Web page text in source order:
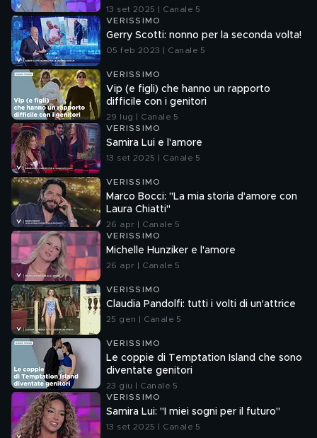
13 set 2025 | Canale 5
VERISSIMO
Gerry Scotti: nonno per la seconda volta!
05 feb 2023 | Canale 5
VERISSIMO
Vip (e figli) che hanno un rapporto
difficile con i genitori
29 lug | Canale 5
VERISSIMO
Samira Lui e l'amore
13 set 2025 | Canale 5
VERISSIMO
Marco Bocci: "La mia storia d'amore con
Laura Chiatti"
26 apr | Canale 5
VERISSIMO
Michelle Hunziker e l'amore
26 apr | Canale 5
VERISSIMO
Claudia Pandolfi: tutti i volti di un'attrice
25 gen | Canale 5
VERISSIMO
Le coppie di Temptation Island che sono
diventate genitori
23 giu | Canale 5
VERISSIMO
Samira Lui: "I miei sogni per il futuro"
13 set 2025 | Canale 5